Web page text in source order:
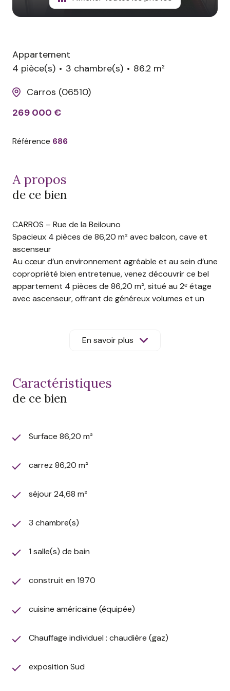
Appartement
4 pièce(s)
3 chambre(s)
86.2 m²
Carros (06510)
269 000 €
Référence 686
a propos
de ce bien
CARROS – Rue de la Beilouno
Spacieux 4 pièces de 86,20 m² avec balcon, cave et
ascenseur
Au cœur d’un environnement agréable et au sein d’une
copropriété bien entretenue, venez découvrir ce bel
appartement 4 pièces de 86,20 m², situé au 2ᵉ étage
avec ascenseur, offrant de généreux volumes et un
agencés et sa luminosité. Une vaste entrée de 7,50 m²
dessert un superbe espace de vie de plus de 34 m²
d’un accès direct au balcon, idéal pour profiter des
beaux jours.
quotidien.
et 15 m², d’une salle de bains et d’un WC indépendant.
nécessite pas de travaux particuliers. Ses beaux
bien idéal pour une famille, un couple souhaitant
patrimonial de qualité.
Une cave vient compléter les prestations de ce bien.
Appartement en très bon état
Espace de vie de plus de 34 m²
Cellier
Ascenseur
En savoir plus
caractéristiques
de ce bien
Surface 86,20 m²
carrez 86,20 m²
séjour 24,68 m²
3 chambre(s)
1 salle(s) de bain
construit en 1970
cuisine américaine (équipée)
Chauffage individuel : chaudière (gaz)
exposition Sud